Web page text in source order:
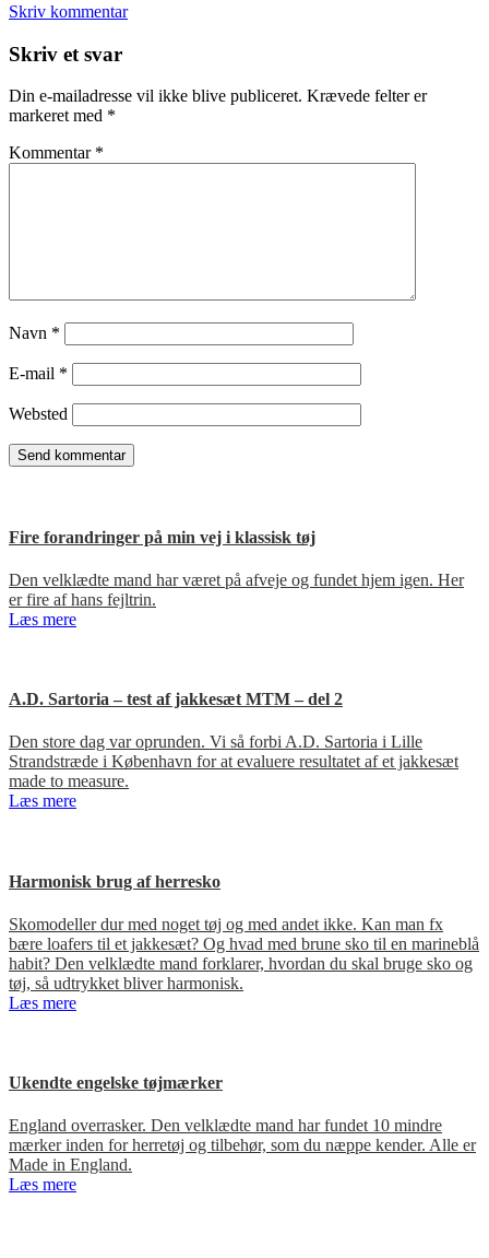
Skriv kommentar
Læserinteraktioner
Skriv et svar
Din e-mailadresse vil ikke blive publiceret. Krævede felter er
markeret med *
Kommentar *
Navn *
E-mail *
Websted
Fire forandringer på min vej i klassisk tøj
Den velklædte mand har været på afveje og fundet hjem igen. Her
er fire af hans fejltrin.
Læs mere
A.D. Sartoria – test af jakkesæt MTM – del 2
Den store dag var oprunden. Vi så forbi A.D. Sartoria i Lille
Strandstræde i København for at evaluere resultatet af et jakkesæt
made to measure.
Læs mere
Harmonisk brug af herresko
Skomodeller dur med noget tøj og med andet ikke. Kan man fx
bære loafers til et jakkesæt? Og hvad med brune sko til en marineblå
habit? Den velklædte mand forklarer, hvordan du skal bruge sko og
tøj, så udtrykket bliver harmonisk.
Læs mere
Ukendte engelske tøjmærker
England overrasker. Den velklædte mand har fundet 10 mindre
mærker inden for herretøj og tilbehør, som du næppe kender. Alle er
Made in England.
Læs mere